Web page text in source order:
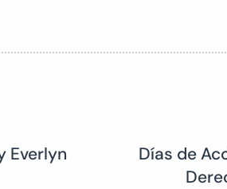
Everlyn
Días de